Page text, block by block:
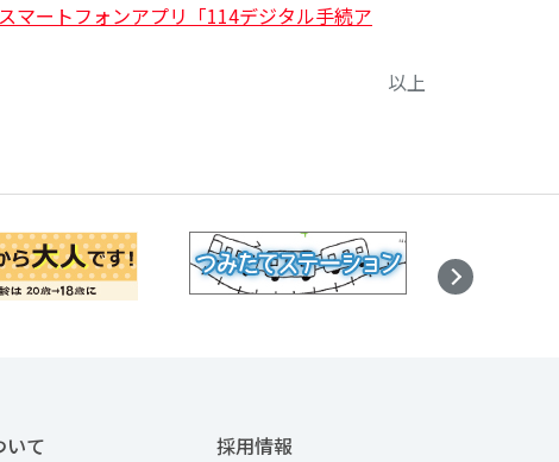
マートフォンアプリ「114デジタル手続ア
以上
いて 採用情報